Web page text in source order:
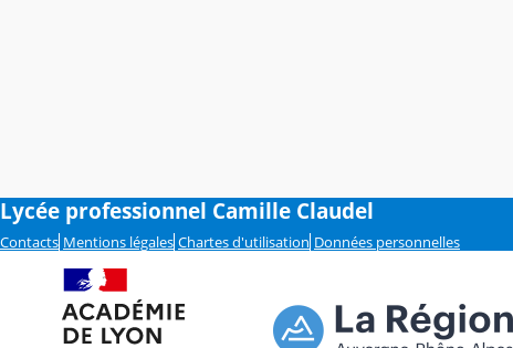
Lycée professionnel Camille Claudel
Contacts Mentions légales Chartes d'utilisation Données personnelles